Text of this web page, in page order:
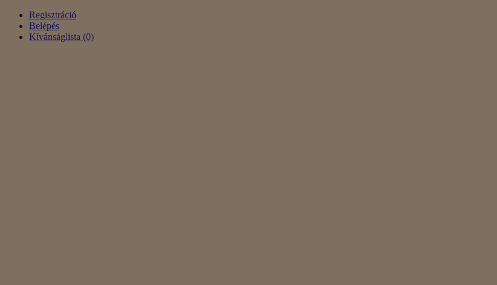
Regisztráció
Belépés
Kívánságlista (0)